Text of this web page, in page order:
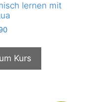
lernen mit
Kurs